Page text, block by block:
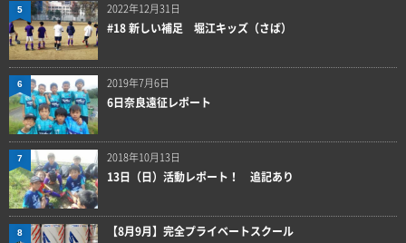
2022年12月31日
#18 新しい補足 堀江キッズ（さば）
5
2019年7月6日
6日奈良遠征レポート
6
2018年10月13日
13日（日）活動レポート！ 追記あり
7
【8月9月】完全プライベートスクール
8